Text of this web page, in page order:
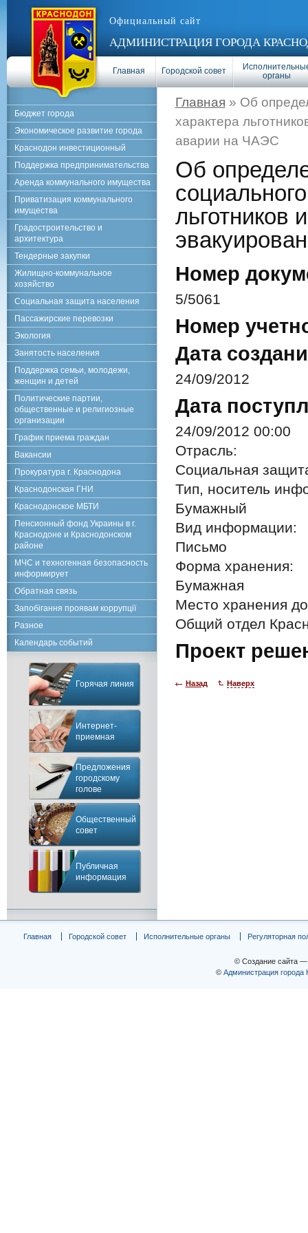
Официальный сайт
АДМИНИСТРАЦИЯ ГОРОДА
Главная Городской совет
органы
Главная » Об
характера
аварии на ЧАЭС
Об
льготников
Номер
5/5061
Номер
Дата
24/09/2012
Дата
24/09/2012 00:00
Отрасль:
Социальная
Тип, носитель
Бумажный
Вид информации:
Письмо
Форма хранения:
Бумажная
Место хранения
Общий отдел
Проект
Назад Наверх
Бюджет города
Экономическое развитие города
Краснодон инвестиционный
Поддержка предпринимательства
Аренда коммунального имущества
Приватизация коммунального
имущества
Градостроительство и
архитектура
Тендерные закупки
Жилищно-коммунальное
хозяйство
Социальная защита населения
Пассажирские перевозки
Экология
Занятость населения
Поддержка семьи, молодежи,
женщин и детей
Политические партии,
общественные и религиозные
организации
График приема граждан
Вакансии
Прокуратура г. Краснодона
Краснодонская ГНИ
Краснодонское МБТИ
Пенсионный фонд Украины в г.
Краснодоне и Краснодонском
районе
МЧС и техногенная безопасность
информирует
Обратная связь
Запобігання проявам коррупції
Разное
Календарь событий
Горячая линия
Интернет-
приемная
Предложения
городскому
голове
Общественный
совет
Публичная
информация
Главная Городской совет Исполнительные органы Регуляторная
© Создание сайта
© Администрация города